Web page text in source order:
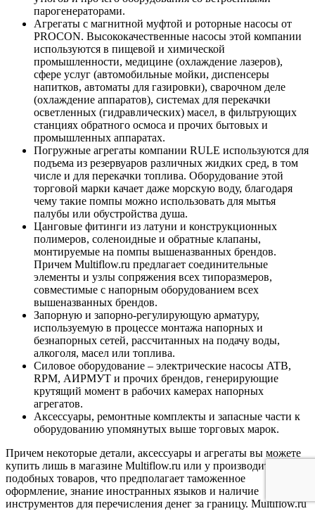
парогенераторами.
Агрегаты с магнитной муфтой и роторные насосы от
PROCON. Высококачественные насосы этой компании
используются в пищевой и химической
промышленности, медицине (охлаждение лазеров),
сфере услуг (автомобильные мойки, диспенсеры
напитков, автоматы для газировки), сварочном деле
(охлаждение аппаратов), системах для перекачки
осветленных (гидравлических) масел, в фильтрующих
станциях обратного осмоса и прочих бытовых и
промышленных аппаратах.
Погружные агрегаты компании RULE используются для
подъема из резервуаров различных жидких сред, в том
числе и для перекачки топлива. Оборудование этой
торговой марки качает даже морскую воду, благодаря
чему такие помпы можно использовать для мытья
палубы или обустройства душа.
Цанговые фитинги из латуни и конструкционных
полимеров, соленоидные и обратные клапаны,
монтируемые на помпы вышеназванных брендов.
Причем Multiflow.ru предлагает соединительные
элементы и узлы сопряжения всех типоразмеров,
совместимые с напорным оборудованием всех
вышеназванных брендов.
Запорную и запорно-регулирующую арматуру,
используемую в процессе монтажа напорных и
безнапорных сетей, рассчитанных на подачу воды,
алкоголя, масел или топлива.
Силовое оборудование – электрические насосы ATB,
RPM, АИРМУТ и прочих брендов, генерирующие
крутящий момент в рабочих камерах напорных
агрегатов.
Аксессуары, ремонтные комплекты и запасные части к
оборудованию упомянутых выше торговых марок.
Причем некоторые детали, аксессуары и агрегаты вы можете
купить лишь в магазине Multiflow.ru или у производителя
подобных товаров, что предполагает таможенное
оформление, знание иностранных языков и наличие
инструментов для перечисления денег за границу. Multiflow.ru